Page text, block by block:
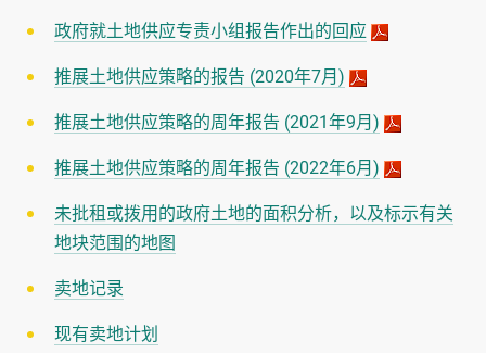
政府就土地供应专责小组报告作出的回应
推展土地供应策略的报告 (2020年7月)
推展土地供应策略的周年报告 (2021年9月)
推展土地供应策略的周年报告 (2022年6月)
未批租或拨用的政府土地的面积分析，以及标示有关
地块范围的地图
卖地记录
现有卖地计划